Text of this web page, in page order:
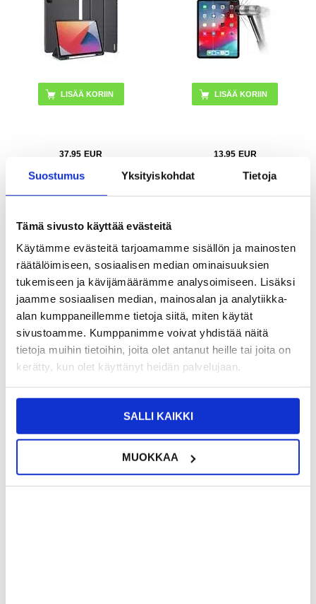
Suostumus Yksityiskohdat Tietoja
Tämä sivusto käyttää evästeitä
Käytämme evästeitä tarjoamamme sisällön ja mainosten
räätälöimiseen, sosiaalisen median ominaisuuksien
tukemiseen ja kävijämäärämme analysoimiseen. Lisäksi
jaamme sosiaalisen median, mainosalan ja analytiikka-
alan kumppaneillemme tietoja siitä, miten käytät
sivustoamme. Kumppanimme voivat yhdistää näitä
tietoja muihin tietoihin, joita olet antanut heille tai joita on
kerätty, kun olet käyttänyt heidän palvelujaan.
SALLI KAIKKI
MUOKKAA
LISÄÄ KORIIN
37,95 EUR
VARASTOSSA
13,95 EUR
VARASTOSSA
Anti-Slip iPad Pro 12.9 2021/2022
TPU Suojakuori - Läpinäkyvä
7,95 EUR
18.8.2026
iPad Pro 12.9 2018/2020/2021/2022
360 Pyörivä Folio-kotelo - Ruskea
18,95 EUR
TOIMITUSAIKA: 2-3 ARKIPÄIVÄÄ